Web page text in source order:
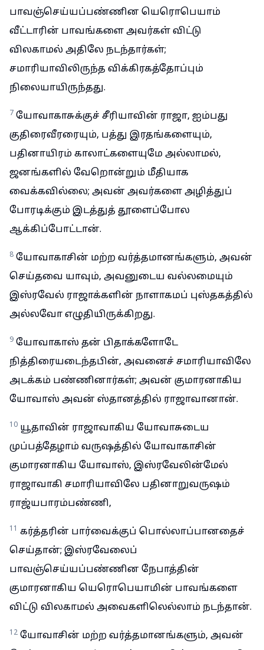
பாவஞ்செய்யப்பண்ணின யெரொபெயாம்
வீட்டாரின் பாவங்களை அவர்கள் விட்டு
விலகாமல் அதிலே நடந்தார்கள்;
சமாரியாவிலிருந்த விக்கிரகத்தோப்பும்
நிலையாயிருந்தது.
7 யோவாகாசுக்குச் சீரியாவின் ராஜா, ஐம்பது
குதிரைவீரரையும், பத்து இரதங்களையும்,
பதினாயிரம் காலாட்களையுமே அல்லாமல்,
ஜனங்களில் வேறொன்றும் மீதியாக
வைக்கவில்லை; அவன் அவர்களை அழித்துப்
போரடிக்கும் இடத்துத் தூளைப்போல
ஆக்கிப்போட்டான்.
8 யோவாகாசின் மற்ற வர்த்தமானங்களும், அவன்
செய்தவை யாவும், அவனுடைய வல்லமையும்
இஸ்ரவேல் ராஜாக்களின் நாளாகமப் புஸ்தகத்தில்
அல்லவோ எழுதியிருக்கிறது.
9 யோவாகாஸ் தன் பிதாக்களோடே
நித்திரையடைந்தபின், அவனைச் சமாரியாவிலே
அடக்கம் பண்ணினார்கள்; அவன் குமாரனாகிய
யோவாஸ் அவன் ஸ்தானத்தில் ராஜாவானான்.
10 யூதாவின் ராஜாவாகிய யோவாசுடைய
முப்பத்தேழாம் வருஷத்தில் யோவாகாசின்
குமாரனாகிய யோவாஸ், இஸ்ரவேலின்மேல்
ராஜாவாகி சமாரியாவிலே பதினாறுவருஷம்
ராஜ்யபாரம்பண்ணி,
11 கர்த்தரின் பார்வைக்குப் பொல்லாப்பானதைச்
செய்தான்; இஸ்ரவேலைப்
பாவஞ்செய்யப்பண்ணின நேபாத்தின்
குமாரனாகிய யெரொபெயாமின் பாவங்களை
விட்டு விலகாமல் அவைகளிலெல்லாம் நடந்தான்.
12 யோவாசின் மற்ற வர்த்தமானங்களும், அவன்